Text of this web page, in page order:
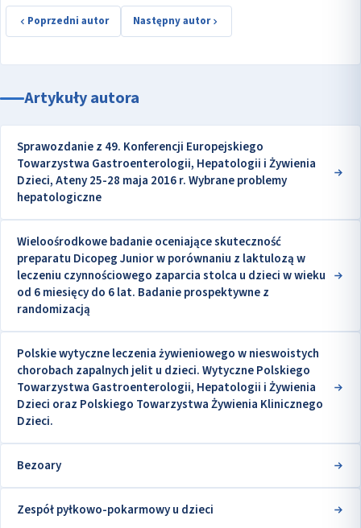
Poprzedni autor Następny autor
Artykuły autora
Sprawozdanie z 49. Konferencji Europejskiego
Towarzystwa Gastroenterologii, Hepatologii i Żywienia
Dzieci, Ateny 25-28 maja 2016 r. Wybrane problemy
hepatologiczne
Wieloośrodkowe badanie oceniające skuteczność
preparatu Dicopeg Junior w porównaniu z laktulozą w
leczeniu czynnościowego zaparcia stolca u dzieci w wieku
od 6 miesięcy do 6 lat. Badanie prospektywne z
randomizacją
Polskie wytyczne leczenia żywieniowego w nieswoistych
chorobach zapalnych jelit u dzieci. Wytyczne Polskiego
Towarzystwa Gastroenterologii, Hepatologii i Żywienia
Dzieci oraz Polskiego Towarzystwa Żywienia Klinicznego
Dzieci.
Bezoary
Zespół pyłkowo-pokarmowy u dzieci